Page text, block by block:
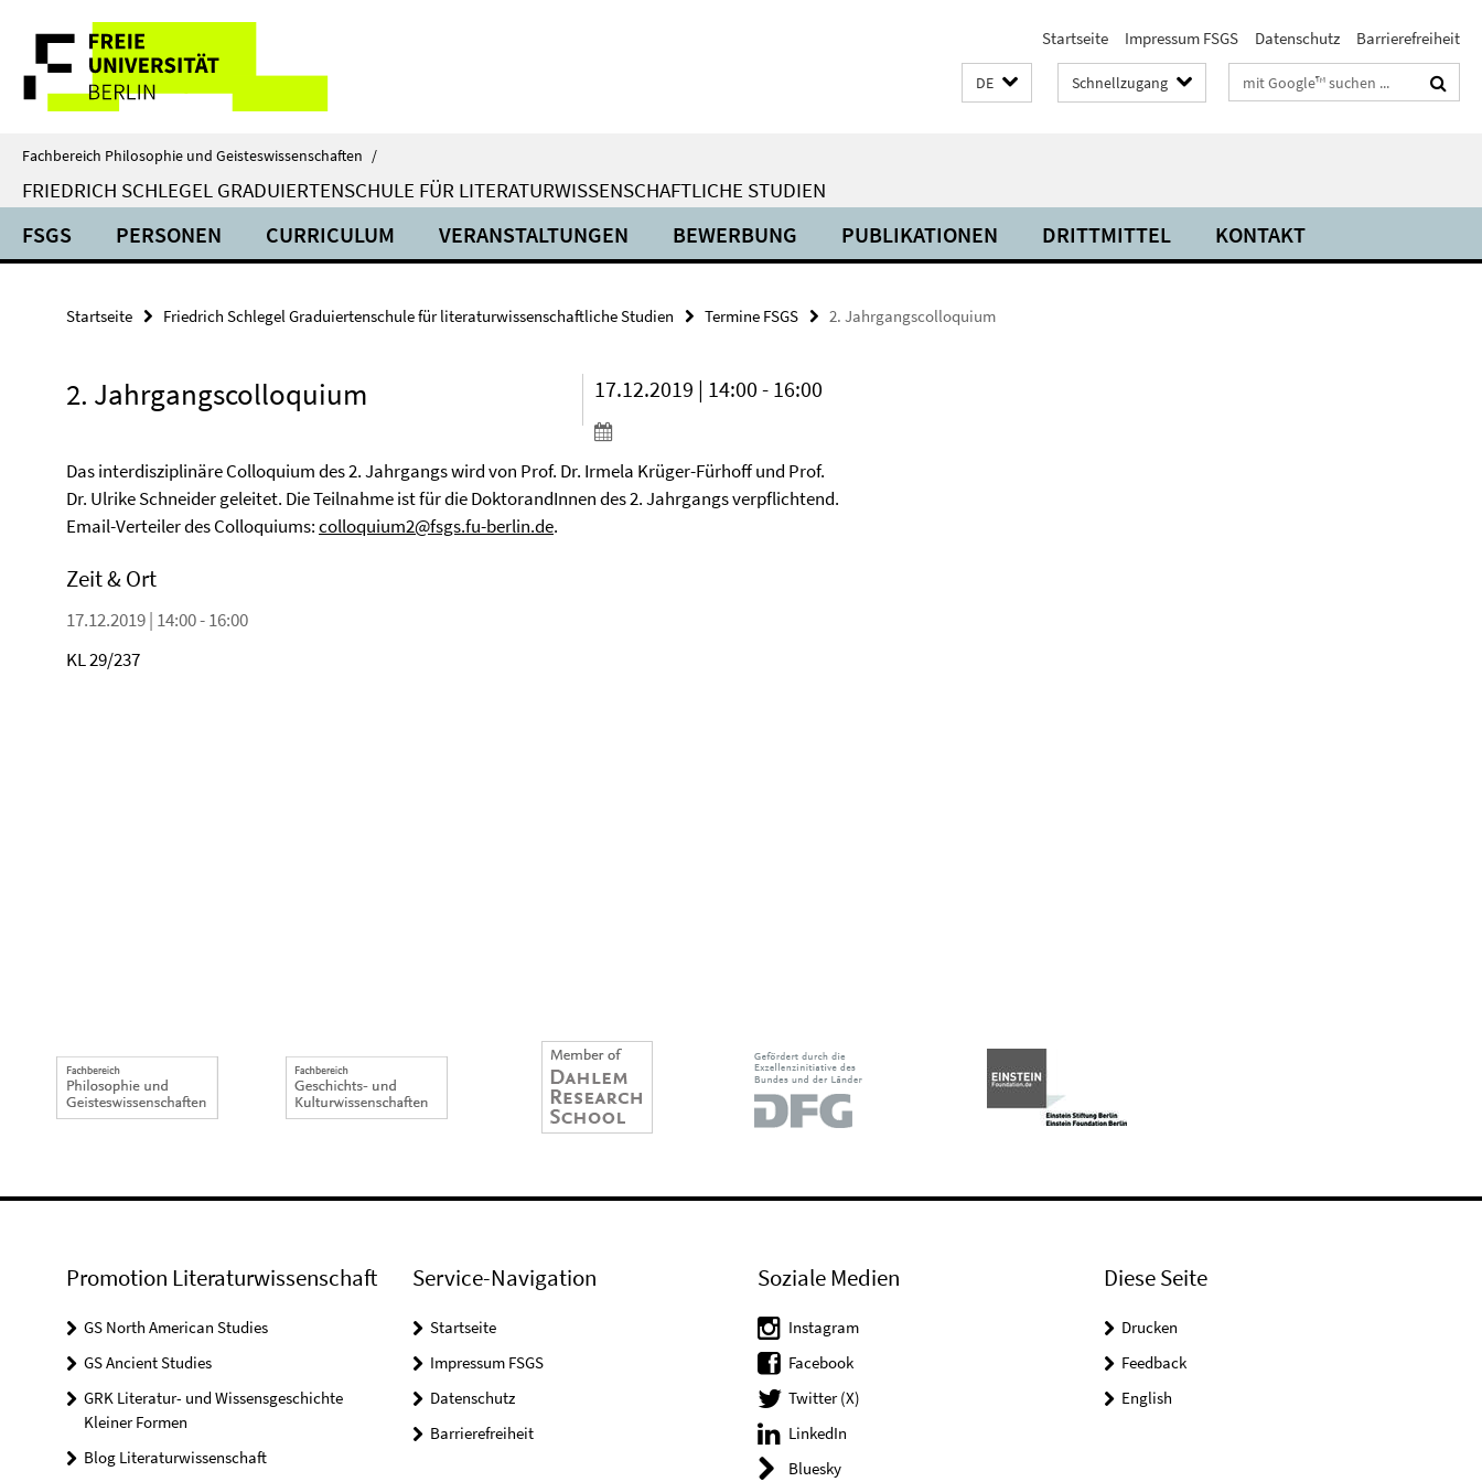
direkt
Inhalt
Service-
Navigation
Startseite Impressum FSGS Datenschutz Barrierefreiheit
DE Schnellzugang Suchbegriffe
Fachbereich Philosophie und Geisteswissenschaften /
FRIEDRICH SCHLEGEL GRADUIERTENSCHULE FÜR LITERATURWISSENSCHAFTLICHE STUDIEN
FSGS PERSONEN CURRICULUM VERANSTALTUNGEN BEWERBUNG PUBLIKATIONEN DRITTMITTEL KONTAKT
Startseite Friedrich Schlegel Graduiertenschule für literaturwissenschaftliche Studien Termine FSGS 2. Jahrgangscolloquium
2. Jahrgangscolloquium 17.12.2019 | 14:00 - 16:00
Das interdisziplinäre Colloquium des 2. Jahrgangs wird von Prof. Dr. Irmela Krüger-Fürhoff und Prof.
Dr. Ulrike Schneider geleitet. Die Teilnahme ist für die DoktorandInnen des 2. Jahrgangs verpflichtend.
Email-Verteiler des Colloquiums:colloquium2@fsgs.fu-berlin.de.
Zeit & Ort
17.12.2019 | 14:00 - 16:00
KL 29/237
Promotion Literaturwissenschaft
GS North American Studies
GS Ancient Studies
GRK Literatur- und Wissensgeschichte
Kleiner Formen
Blog Literaturwissenschaft
Service-Navigation
Startseite
Impressum FSGS
Datenschutz
Barrierefreiheit
Soziale Medien
Instagram
Facebook
Twitter (X)
LinkedIn
Bluesky
Diese Seite
Drucken
Feedback
English